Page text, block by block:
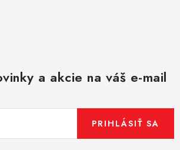
a akcie na váš e-mail
PRIHLÁSIŤ SA